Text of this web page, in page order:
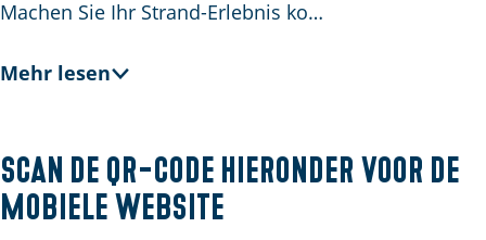
Machen Sie Ihr Strand-Erlebnis ko…
Mehr lesen
Scan de QR-code hieronder voor de
mobiele website